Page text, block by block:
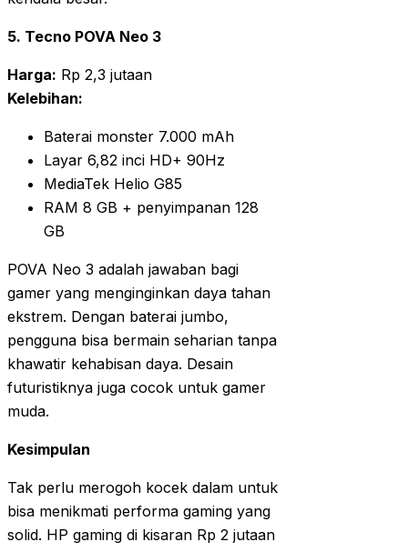
5. Tecno POVA Neo 3
Harga: Rp 2,3 jutaan
Kelebihan:
Baterai monster 7.000 mAh
Layar 6,82 inci HD+ 90Hz
MediaTek Helio G85
RAM 8 GB + penyimpanan 128
GB
POVA Neo 3 adalah jawaban bagi
gamer yang menginginkan daya tahan
ekstrem. Dengan baterai jumbo,
pengguna bisa bermain seharian tanpa
khawatir kehabisan daya. Desain
futuristiknya juga cocok untuk gamer
muda.
Kesimpulan
Tak perlu merogoh kocek dalam untuk
bisa menikmati performa gaming yang
solid. HP gaming di kisaran Rp 2 jutaan